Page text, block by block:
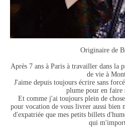
Originaire de
Après 7 ans à Paris à travailler dans la
de vie à
J'aime depuis toujours écrire sans
plume pour en faire
Et comme j'ai toujours plein de
pour vocation de vous livrer aussi bien
d'expatriée que mes petits billets
qui